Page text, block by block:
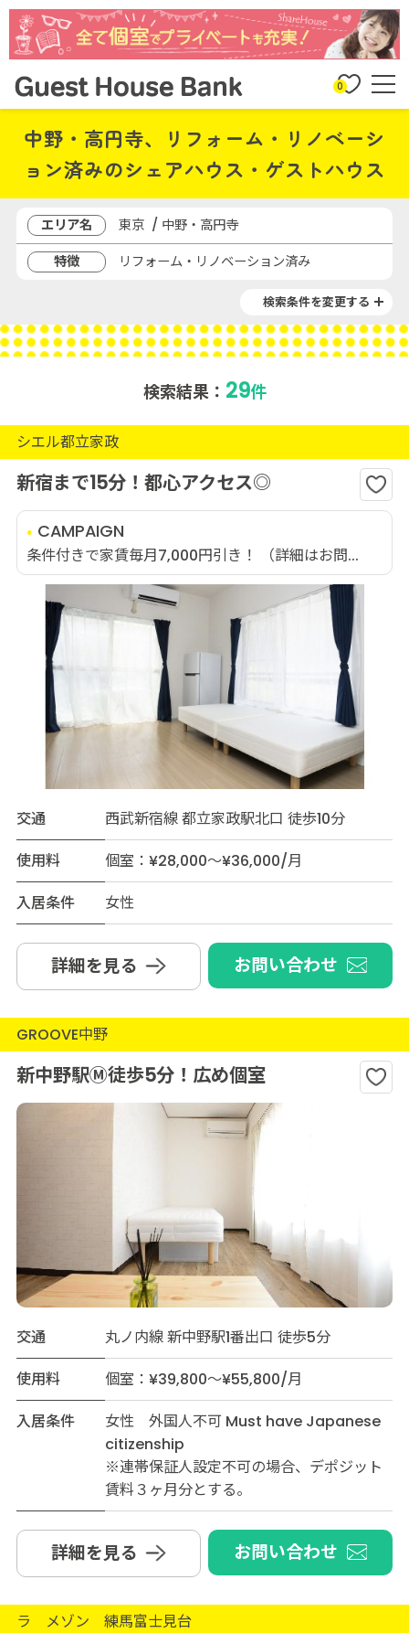
0
中野・高円寺、リフォーム・リノベーシ
ョン済みのシェアハウス・ゲストハウス
エリア名
東京 / 中野・高円寺
特徴
リフォーム・リノベーション済み
検索条件を変更する
検索結果： 29件
シエル都立家政
新宿まで15分！都心アクセス◎
CAMPAIGN
条件付きで家賃毎月7,000円引き！ （詳細はお問...
交通
西武新宿線 都立家政駅北口 徒歩10分
使用料
個室：¥28,000～¥36,000/月
入居条件
女性
詳細を見る お問い合わせ
GROOVE中野
新中野駅Ⓜ︎徒歩5分！広め個室
交通
丸ノ内線 新中野駅1番出口 徒歩5分
使用料
個室：¥39,800～¥55,800/月
入居条件
女性 外国人不可 Must have Japanese
citizenship
※連帯保証人設定不可の場合、デポジット
賃料３ヶ月分とする。
詳細を見る お問い合わせ
ラ メゾン 練馬富士見台